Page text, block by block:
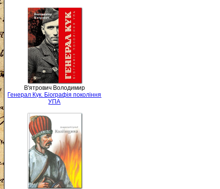
В'ятрович Володимир
Генерал Кук. Біографія покоління
УПА